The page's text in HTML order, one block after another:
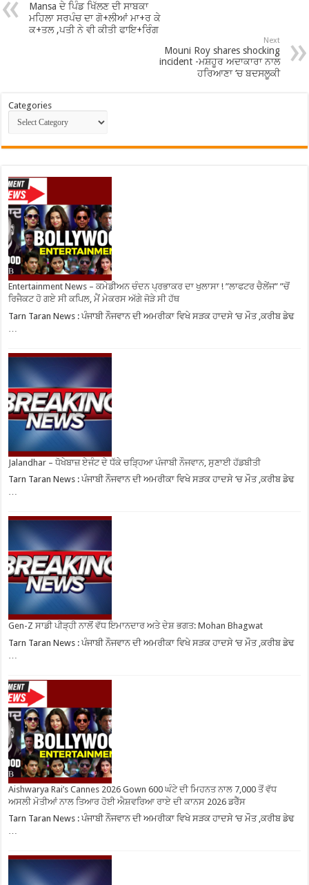
Mansa ਦੇ ਪਿੰਡ ਖਿੱਲਣ ਦੀ ਸਾਬਕਾ
ਮਹਿਲਾ ਸਰਪੰਚ ਦਾ ਗੋ+ਲੀਆਂ ਮਾ+ਰ ਕੇ
ਕ+ਤਲ ,ਪਤੀ ਨੇ ਵੀ ਕੀਤੀ ਫਾਇ+ਰਿੰਗ
Next
Mouni Roy shares shocking
incident -ਮਸ਼ਹੂਰ ਅਦਾਕਾਰਾ ਨਾਲ
ਹਰਿਆਣਾ ‘ਚ ਬਦਸਲੂਕੀ
Categories
Entertainment News – ਕਮੇਡੀਅਨ ਚੰਦਨ ਪ੍ਰਭਾਕਰ ਦਾ ਖੁਲਾਸਾ ! ”ਲਾਫਟਰ ਚੈਲੇਂਜ” ”ਚੋਂ
ਰਿਜੈਕਟ ਹੋ ਗਏ ਸੀ ਕਪਿਲ, ਮੈਂ ਮੇਕਰਸ ਅੱਗੇ ਜੋੜੇ ਸੀ ਹੱਥ
Tarn Taran News : ਪੰਜਾਬੀ ਨੌਜਵਾਨ ਦੀ ਅਮਰੀਕਾ ਵਿਖੇ ਸੜਕ ਹਾਦਸੇ ‘ਚ ਮੌਤ ,ਕਰੀਬ ਡੇਢ
Jalandhar – ਧੋਖੇਬਾਜ਼ ਏਜੰਟ ਦੇ ਧੱਕੇ ਚੜ੍ਹਿਆ ਪੰਜਾਬੀ ਨੌਜਵਾਨ, ਸੁਣਾਈ ਹੱਡਬੀਤੀ
Tarn Taran News : ਪੰਜਾਬੀ ਨੌਜਵਾਨ ਦੀ ਅਮਰੀਕਾ ਵਿਖੇ ਸੜਕ ਹਾਦਸੇ ‘ਚ ਮੌਤ ,ਕਰੀਬ ਡੇਢ
…
Gen-Z ਸਾਡੀ ਪੀੜ੍ਹੀ ਨਾਲੋਂ ਵੱਧ ਇਮਾਨਦਾਰ ਅਤੇ ਦੇਸ਼ ਭਗਤ: Mohan Bhagwat
Tarn Taran News : ਪੰਜਾਬੀ ਨੌਜਵਾਨ ਦੀ ਅਮਰੀਕਾ ਵਿਖੇ ਸੜਕ ਹਾਦਸੇ ‘ਚ ਮੌਤ ,ਕਰੀਬ ਡੇਢ
Aishwarya Rai’s Cannes 2026 Gown 600 ਘੰਟੇ ਦੀ ਮਿਹਨਤ ਨਾਲ 7,000 ਤੋਂ ਵੱਧ
ਅਸਲੀ ਮੋਤੀਆਂ ਨਾਲ ਤਿਆਰ ਹੋਈ ਐਸ਼ਵਰਿਆ ਰਾਏ ਦੀ ਕਾਨਸ 2026 ਡਰੈੱਸ
Tarn Taran News : ਪੰਜਾਬੀ ਨੌਜਵਾਨ ਦੀ ਅਮਰੀਕਾ ਵਿਖੇ ਸੜਕ ਹਾਦਸੇ ‘ਚ ਮੌਤ ,ਕਰੀਬ ਡੇਢ
…